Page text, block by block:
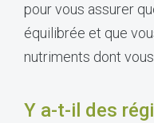
pour vous assurer
équilibrée et que
nutriments dont
Y a-t-il des